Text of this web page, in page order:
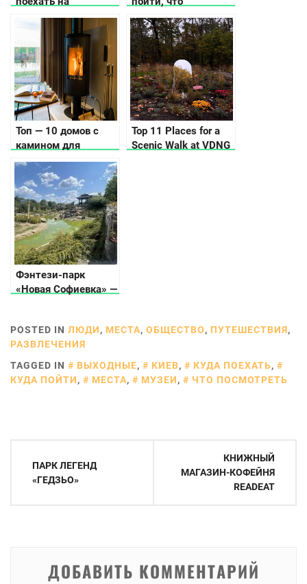
Рождество в
Украине
посмотреть с
ребенком во Львове
и Львовской
области
Топ — 10 домов с
камином для
романтического
путешествия вдвоем
Top 11 Places for a
Scenic Walk at VDNG
Фэнтези-парк
«Новая Софиевка» —
POSTED IN ЛЮДИ, МЕСТА, ОБЩЕСТВО, ПУТЕШЕСТВИЯ,
РАЗВЛЕЧЕНИЯ
TAGGED IN
ВЫХОДНЫЕ, КИЕВ, КУДА ПОЕХАТЬ,
КУДА ПОЙТИ, МЕСТА, МУЗЕИ, ЧТО ПОСМОТРЕТЬ
ПАРК ЛЕГЕНД
«ГЕДЗЬО»
КНИЖНЫЙ
МАГАЗИН-КОФЕЙНЯ
READEAT
ДОБАВИТЬ КОММЕНТАРИЙ